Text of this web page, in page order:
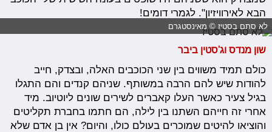
הבא לאירוויזיון". לגמרי דומים!
לא סתם בסטיז © מאינסטגרם
שון מנדס וג'סטין ביבר
כולם תמיד משווים בין שני הכוכבים האלה, ובצדק, חייב
להודות שיש להם הרבה במשותף. שניהם קנדים והם התגלו
בגיל צעיר כאשר העלו קאברים לשירים שונים ליוטיוב. מיד
אחרי זה חייהם השתנו בין לילה, הם חתמו בחברת תקליטים
והוציאו להיטים שמוכרים בעולם כולו, והיום? אין בן אדם שלא